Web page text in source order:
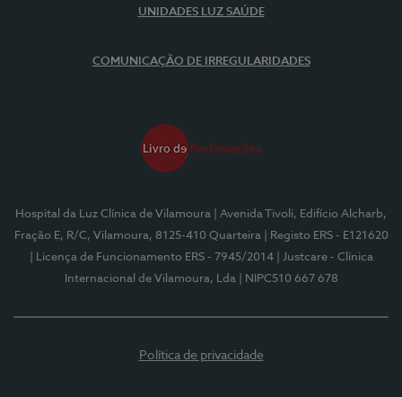
UNIDADES LUZ SAÚDE
COMUNICAÇÃO DE IRREGULARIDADES
Hospital da Luz Clínica de Vilamoura
| Avenida Tivoli, Edifício Alcharb,
Fração E, R/C, Vilamoura, 8125-410 Quarteira
| Registo ERS - E121620
| Licença de Funcionamento ERS - 7945/2014
| Justcare - Clínica
Internacional de Vilamoura, Lda
| NIPC510 667 678
Política de privacidade